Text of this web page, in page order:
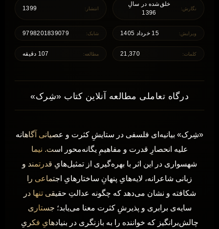
نگارش:
خلق‌شده در سالِ
1396
انتشار: 1399
ویرایش: 15 خرداد 1405 شابک: 9798201839079
کلمات: 21,370 مطالعه: 107 دقیقه
درگاه تعاملی مطالعه آنلاین کتاب «شِرک»
«شِرک» بیانیه‌ای فلسفی در ستایشِ کثرت و عصیانی آگاهانه
علیه انحصارِ قدرت و مفاهیمِ یگانه‌محور است. نیما
شهسواری در این اثر با بهره‌گیری از تمثیل‌هایِ قدرتمند و
زبانی شاعرانه، لایه‌هایِ پنهانِ ساختارهایِ اجتماعی را
شکافته و نشان می‌دهد که چگونه عدالتِ حقیقی تنها در
سایه‌ی برابری و پذیرشِ کثرت معنا می‌یابد؛ جستاری
چالش‌برانگیز که خواننده را به بازنگری در بنیادهایِ فکریِ